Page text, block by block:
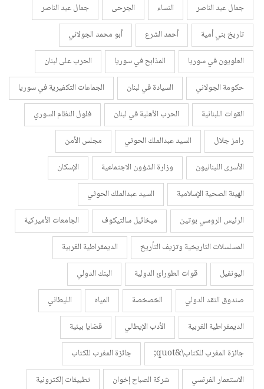
جمال عبد الناصر
النساء الجرحى
جمال عبد الناصر
تاريخ بني أمية
أحمد الشرع
أبو محمد الجولاني
العلويون في سوريا
المذابح في سوريا
الحرب على لبنان
حكومة الجولاني
السيادة في لبنان
الجماعات التكفيرية في سوريا
القوات اللبنانية
الحرب الأهلية في لبنان
فلول النظام السوري
رامز جلال
السيد عبدالملك الحوثي
مجلس الأمن
الأسرى اللبنانيون
وزارة الشؤون الاجتماعية
الإسكان
الهيئة الصحية الإسلامية
السيد عبدالملك الحوثي
الرئيس الروسي بوتين
ميخائيل سالتيكوف
الجامعات الأميركية
المسلسلات التاريخية وتزيف التأريخ
الديمقراطية الغربية
اليونفيل
قوات الطورائ الدولية
البنك الدولي
صندوق النقد الدولي
الخصخصة المياه
الليطاني
الديمقراطية الغربية
الأدب الإيطالي
قضايا بيئية
جائزة المغرب للكتاب\&quot;
جائزة المغرب للكتاب
الاستعمار الفرنسي
شركة الصباح إخوان تطبيقات إلكترونية